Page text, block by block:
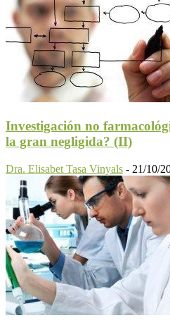
Investigación no
la gran negligida? (II)
Dra. Elisabet Tasa Vinyals - 21/10/